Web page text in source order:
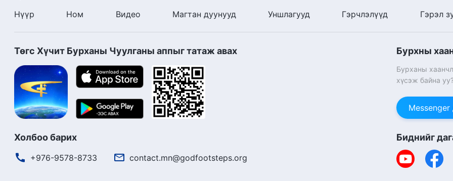
Нүүр Ном Видео Магтан дуунууд Уншлагууд Гэрчлэлүүд Гэрэл
Төгс Хүчит Бурханы Чуулганы аппыг татаж авах
Холбоо барих
+976-9578-8733 contact.mn@godfootsteps.org
Бурхны
Бурханы
хүсэж байна
Биднийг